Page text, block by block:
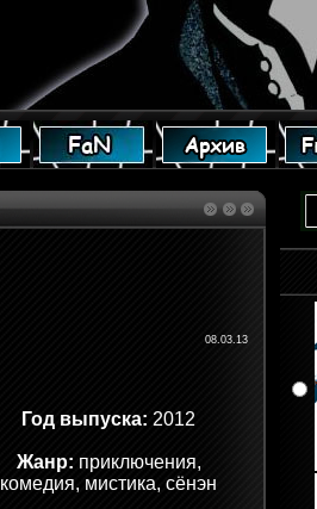
08.03.13
Год выпуска: 2012
Жанр: приключения,
комедия, мистика, сёнэн